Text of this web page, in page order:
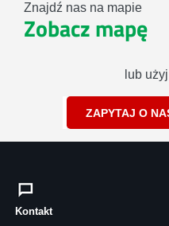
Znajdź nas na mapie
Zobacz mapę
lub
ZAPYTAJ O
Kontakt